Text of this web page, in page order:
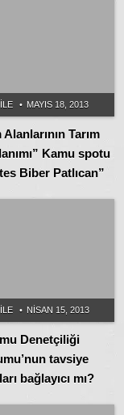
MAYIS 18, 2013
Alanlarının Tarım
Kamu spotu
Biber Patlıcan”
NISAN 15, 2013
Denetçiliği
tavsiye
bağlayıcı mı?